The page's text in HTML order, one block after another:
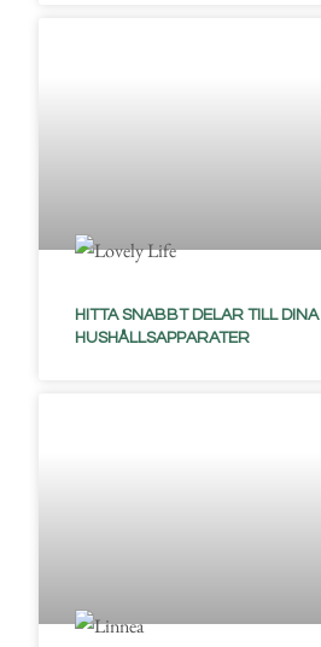
HITTA SNABBT DELAR TILL DINA
HUSHÅLLSAPPARATER